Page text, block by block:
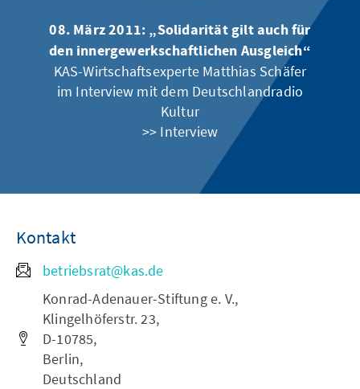
08. März 2011: „Solidarität gilt auch für
den innergewerkschaftlichen Ausgleich“
KAS-Wirtschaftsexperte Matthias Schäfer
im Interview mit dem Deutschlandradio
Kultur
>> Interview
Kontakt
betriebsrat@kas.de
Konrad-Adenauer-Stiftung e. V.,
Klingelhöferstr. 23,
D-10785,
Berlin,
Deutschland